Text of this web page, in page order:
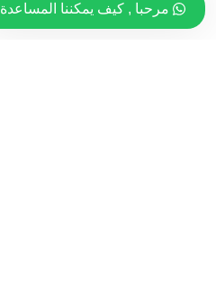
مرحبا , كيف يمكننا المساعدة